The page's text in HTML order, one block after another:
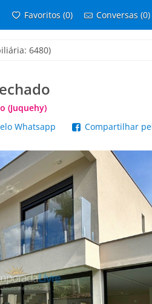
Favoritos (0) Conversas (0)
6480)
(Juquehy)
Whatsapp Compartilhar